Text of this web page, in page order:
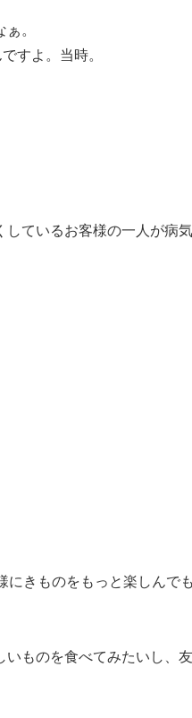
。
すよ。当時。
ているお客様の一人が
きものをもっと楽しん
ものを食べてみたいし